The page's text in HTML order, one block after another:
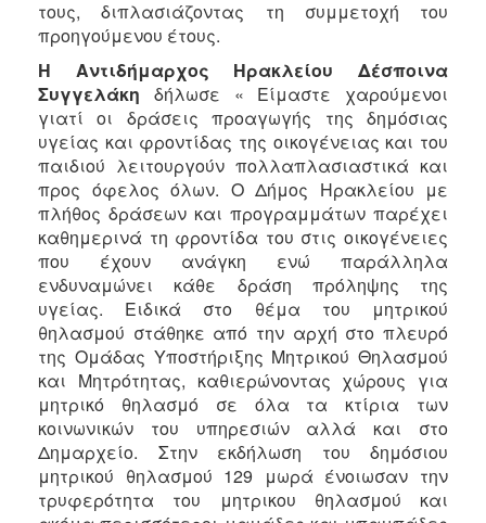
Φιλοξενίας
Γυναικών
Κέντρο
Κοινότητας
Κοινωνικό
Φαρμακείο
Κοινωνικό
Παντοπωλείο
Ισότητα
Φύλων
Υγεία
Αυτόματοι
Απινιδωτές
ΤΟΠΟΣ
τους, διπλασιάζοντας τη συμμετοχή του
προηγούμενου έτους.
Η Αντιδήμαρχος Ηρακλείου Δέσποινα
Συγγελάκη δήλωσε « Είμαστε χαρούμενοι
γιατί οι δράσεις προαγωγής της δημόσιας
υγείας και φροντίδας της οικογένειας και του
παιδιού λειτουργούν πολλαπλασιαστικά και
προς όφελος όλων. Ο Δήμος Ηρακλείου με
πλήθος δράσεων και προγραμμάτων παρέχει
καθημερινά τη φροντίδα του στις οικογένειες
που έχουν ανάγκη ενώ παράλληλα
ενδυναμώνει κάθε δράση πρόληψης της
υγείας. Ειδικά στο θέμα του μητρικού
θηλασμού στάθηκε από την αρχή στο πλευρό
της Ομάδας Υποστήριξης Μητρικού Θηλασμού
και Μητρότητας, καθιερώνοντας χώρους για
μητρικό θηλασμό σε όλα τα κτίρια των
κοινωνικών του υπηρεσιών αλλά και στο
Δημαρχείο. Στην εκδήλωση του δημόσιου
μητρικού θηλασμού 129 μωρά ένοιωσαν την
τρυφερότητα του μητρικου θηλασμού και